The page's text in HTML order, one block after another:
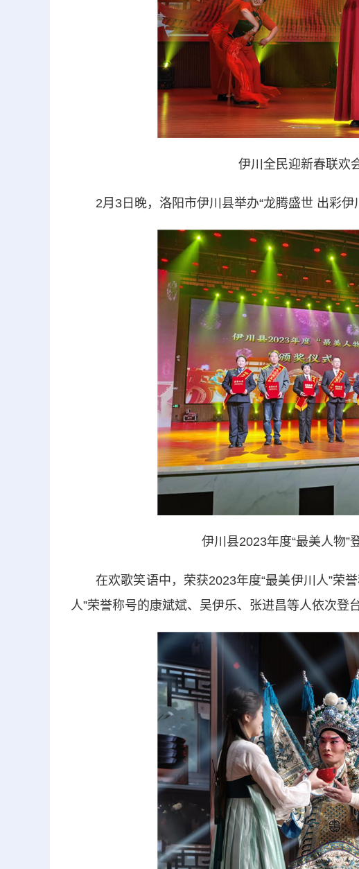
伊川全民迎新春联欢
2月3日晚，洛阳市伊川县举办“龙腾盛世 出彩伊
伊川县2023年度“最美人物”
在欢歌笑语中，荣获2023年度“最美伊川人”荣誉
人”荣誉称号的康斌斌、吴伊乐、张进昌等人依次登